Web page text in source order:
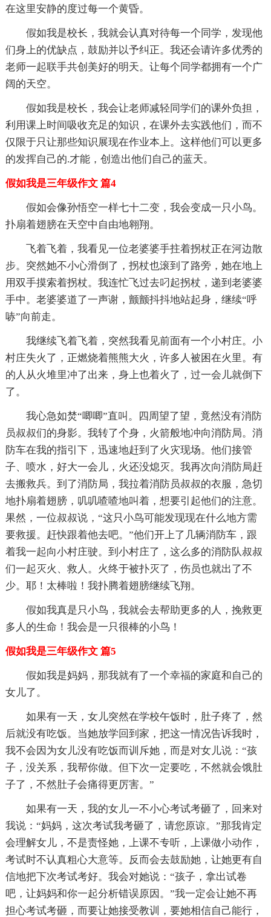
在这里安静的度过每一个黄昏。
假如我是校长，我就会认真对待每一个同学，发现他
们身上的优缺点，鼓励并以予纠正。我还会请许多优秀的
老师一起联手共创美好的明天。让每个同学都拥有一个广
阔的天空。
假如我是校长，我会让老师减轻同学们的课外负担，
利用课上时间吸收充足的知识，在课外去实践他们，而不
仅限于只让那些知识展现在作业本上。这样他们可以更多
的发挥自己的.才能，创造出他们自己的蓝天。
假如我是三年级作文 篇4
假如会像孙悟空一样七十二变，我会变成一只小鸟。
扑扇着翅膀在天空中自由地翱翔。
飞着飞着，我看见一位老婆婆手拄着拐杖正在河边散
步。突然她不小心滑倒了，拐杖也滚到了路旁，她在地上
用双手摸索着拐杖。我连忙飞过去叼起拐杖，递到老婆婆
手中。老婆婆道了一声谢，颤颤抖抖地站起身，继续“呼
哧”向前走。
我继续飞着飞着，突然我看见前面有一个小村庄。小
村庄失火了，正燃烧着熊熊大火，许多人被困在火里。有
的人从火堆里冲了出来，身上也着火了，过一会儿就倒下
了。
我心急如焚“唧唧”直叫。四周望了望，竟然没有消防
员叔叔们的身影。我转了个身，火箭般地冲向消防局。消
防车在我的指引下，迅速地赶到了火灾现场。他们接管
子、喷水，好大一会儿，火还没熄灭。我再次向消防局赶
去搬救兵。到了消防局，我拉着消防员叔叔的衣服，急切
地扑扇着翅膀，叽叽喳喳地叫着，想要引起他们的注意。
果然，一位叔叔说，“这只小鸟可能发现现在什么地方需
要救援。赶快跟着他去吧。”他们开上了几辆消防车，跟
着我一起向小村庄驶。到小村庄了，这么多的消防队叔叔
们一起灭火、救人。火终于被扑灭了，伤员也就出了不
少。耶！太棒啦！我扑腾着翅膀继续飞翔。
假如我真是只小鸟，我就会去帮助更多的人，挽救更
多人的生命！我会是一只很棒的小鸟！
假如我是三年级作文 篇5
假如我是妈妈，那我就有了一个幸福的家庭和自己的
女儿了。
如果有一天，女儿突然在学校午饭时，肚子疼了，然
后就没有吃饭。当她放学回到家，把这一情况告诉我时，
我不会因为女儿没有吃饭而训斥她，而是对女儿说：“孩
子，没关系，我帮你做。但下次一定要吃，不然就会饿肚
子了，不然肚子会痛得更厉害。”
如果有一天，我的女儿一不小心考试考砸了，回来对
我说：“妈妈，这次考试我考砸了，请您原谅。”那我肯定
会理解女儿，不是责怪她，上课不专听，上课做小动作，
考试时不认真粗心大意等。反而会去鼓励她，让她更有自
信地把下次考试考好。我会对她说：“孩子，拿出试卷
吧，让妈妈和你一起分析错误原因。”我一定会让她不再
担心考试考砸，而要让她接受教训，要她相信自己能行，